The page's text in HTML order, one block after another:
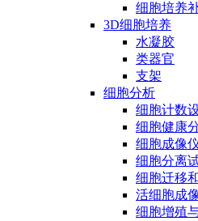
细胞培养
3D细胞培养
水凝胶
类器官
支架
细胞分析
细胞计数
细胞健康
细胞成像
细胞分离
细胞迁移
活细胞成
细胞增殖